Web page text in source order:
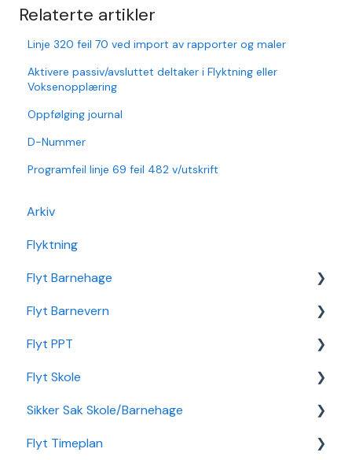
Relaterte artikler
Linje 320 feil 70 ved import av rapporter og maler
Aktivere passiv/avsluttet deltaker i Flyktning eller
Voksenopplæring
Oppfølging journal
D-Nummer
Programfeil linje 69 feil 482 v/utskrift
Arkiv
Flyktning
Flyt Barnehage
Flyt Barnehage Hjelpeside
Min Barnehage (app)
Redusert foreldrebetaling
Sikker Sak Barnehage
Flyt Barnevern
Autopay
Vedtak
Ansatt
Økonomi
Flyt PPT
Statistikk
Flyt Skole
Integrasjon Sikker Sak
Elevportal
Sikker Sak Skole/Barnehage
Godkjenning
Flyt Timeplan